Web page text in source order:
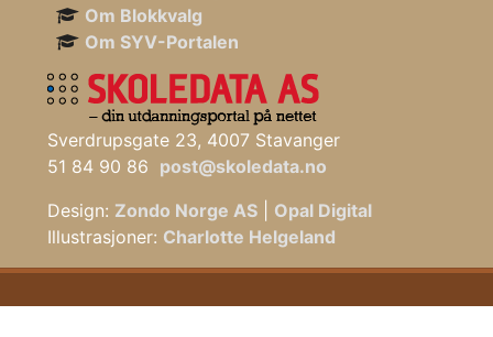
Om Blokkvalg
Om SYV-Portalen
Sverdrupsgate 23, 4007 Stavanger
51 84 90 86 post@skoledata.no
Design: Zondo Norge AS
Opal Digital
Illustrasjoner: Charlotte Helgeland